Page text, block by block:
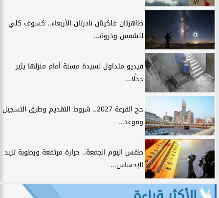
ظاهرتان فلكيتان نادرتان الأربعاء.. كسوف كلي
للشمس وذروة...
فيديو متداول لسيدة مسنة أمام منزلها يثير
جدلًا...
حج القرعة 2027.. شروط التقديم وطرق التسجيل
وموعد...
طقس اليوم الجمعة.. حرارة مرتفعة ورطوبة تزيد
الإحساس...